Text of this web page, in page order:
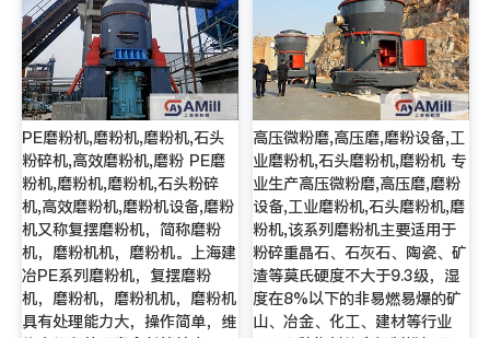
PE磨粉机,磨粉机,磨粉机,石头
粉碎机,高效磨粉机,磨粉 PE磨
粉机,磨粉机,磨粉机,石头粉碎
机,高效磨粉机,磨粉机设备,磨粉
机又称复摆磨粉机，简称磨粉
机，磨粉机机，磨粉机。上海建
冶PE系列磨粉机，复摆磨粉
机，磨粉机，磨粉机机，磨粉机
具有处理能力大，操作简单，维
高压微粉磨,高压磨,磨粉设备,工
业磨粉机,石头磨粉机,磨粉机 专
业生产高压微粉磨,高压磨,磨粉
设备,工业磨粉机,石头磨粉机,磨
粉机,该系列磨粉机主要适用于
粉碎重晶石、石灰石、陶瓷、矿
渣等莫氏硬度不大于9.3级，湿
度在8%以下的非易燃易爆的矿
山、冶金、化工、建材等行业